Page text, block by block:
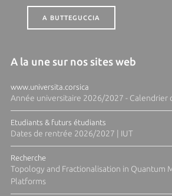
A BUTTEGUCCIA
A la une sur nos sites web
www.universita.corsica
Année universitaire 2026/2027 - Calendrier
Etudiants & futurs étudiants
Dates de rentrée 2026/2027 | IUT
Recherche
Topology and Fractionalisation in Quantum
Platforms